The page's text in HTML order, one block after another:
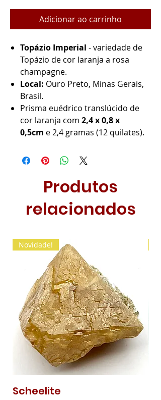
Adicionar ao carrinho
Topázio Imperial - variedade de
Topázio de cor laranja a rosa
champagne.
Local: Ouro Preto, Minas Gerais,
Brasil.
Prisma euédrico translúcido de
cor laranja com 2,4 x 0,8 x
0,5cm e 2,4 gramas (12 quilates).
Produtos
relacionados
Novidade!
Scheelite